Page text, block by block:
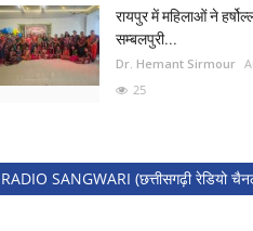
रायपुर में महिलाओं ने
सम्बलपुरी...
Dr. Hemant Sirmour
25
RADIO SANGWARI (छत्तीसगढ़ी रेडियो